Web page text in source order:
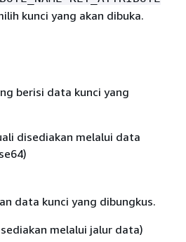
kunci yang akan dibuka.
berisi data kunci yang
disediakan melalui data
data kunci yang dibungkus.
melalui jalur data)